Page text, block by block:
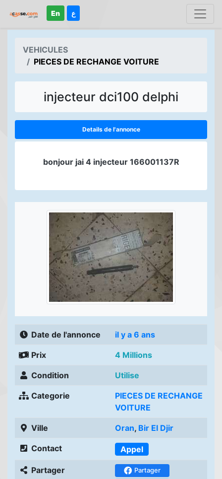
En ع
VEHICULES
PIECES DE RECHANGE VOITURE
injecteur dci100 delphi
Details de l'annonce
bonjour jai 4 injecteur 166001137R
Date de l'annonce il y a 6 ans
Prix 4 Millions
Condition Utilise
Categorie
PIECES DE RECHANGE
VOITURE
Ville Oran, Bir El Djir
Contact Appel
Partager
Partager